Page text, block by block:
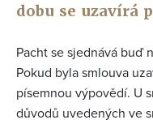
dobu se uzavírá
Pacht se sjednává buď
Pokud byla smlouva
písemnou výpovědí. U
důvodů uvedených ve